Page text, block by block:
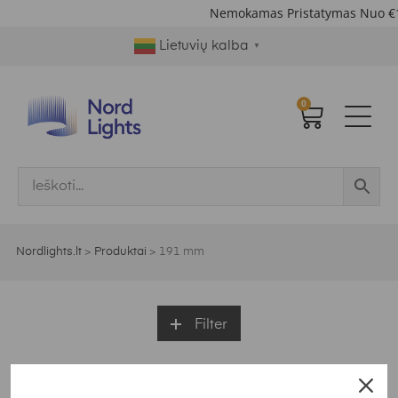
Nemokamas Pristatymas Nuo
Lietuvių kalba ▼
0
Nordlights.lt > Produktai > 191 mm
Filter